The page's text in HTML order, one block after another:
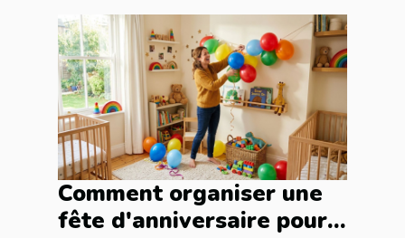
Comment organiser une
fête d'anniversaire pour